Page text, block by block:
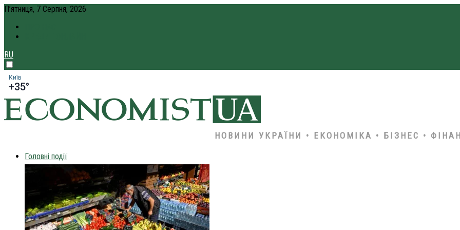
П’ятниця, 7 Серпня, 2026
RU
Київ
+35°
НОВИНИ УКРАЇНИ • ЕКОНОМІКА • БІЗНЕС •
Головні події